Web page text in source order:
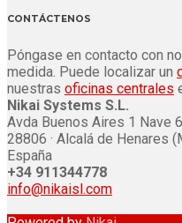
CONTÁCTENOS
Póngase en contacto con
medida. Puede localizar un
nuestras oficinas centrales
Nikai Systems S.L.
Avda Buenos Aires 1 Nave
28806 · Alcalá de Henares
España
+34 911344778
info@nikaisl.com